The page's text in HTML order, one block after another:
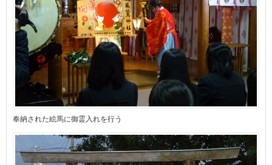
奉納された絵馬に御霊入れを行う